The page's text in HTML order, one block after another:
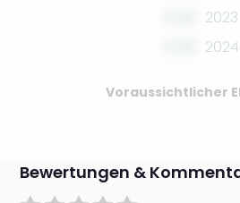
2023
2024
Voraussichtlicher
Bewertungen &